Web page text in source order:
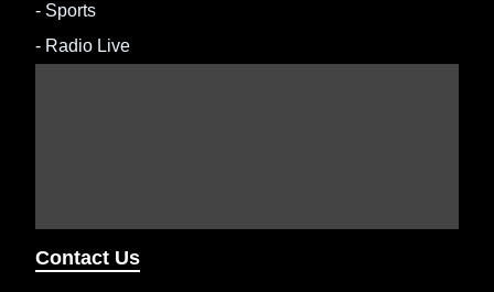
- Sports
- Radio Live
Contact Us